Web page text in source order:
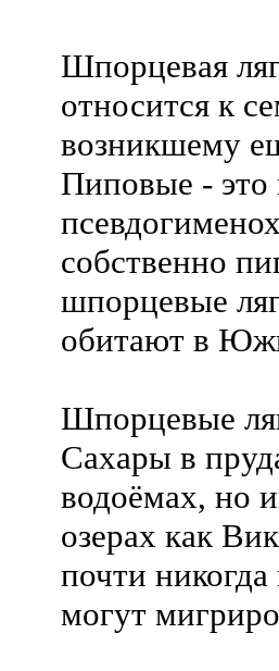
Шпорцевая
относится к
возникшему
Пиповые - это
собственно
шпорцевые
обитают в
Шпорцевые
Сахары в
водоёмах, но
озерах как
почти
могут